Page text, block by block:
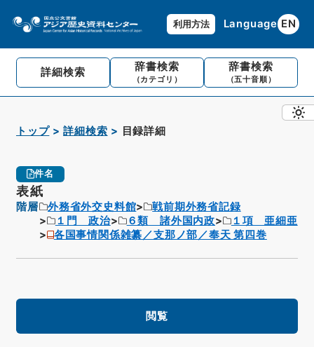
利用方法 Language EN
詳細検索 辞書検索
（カテゴリ）
辞書検索
（五十音順）
トップ 詳細検索 目録詳細
件名
表紙
階層 外務省外交史料館
戦前期外務省記録
１門 政治
６類 諸外国内政
１項 亜細亜
各国事情関係雑纂／支那ノ部／奉天 第四巻
閲覧